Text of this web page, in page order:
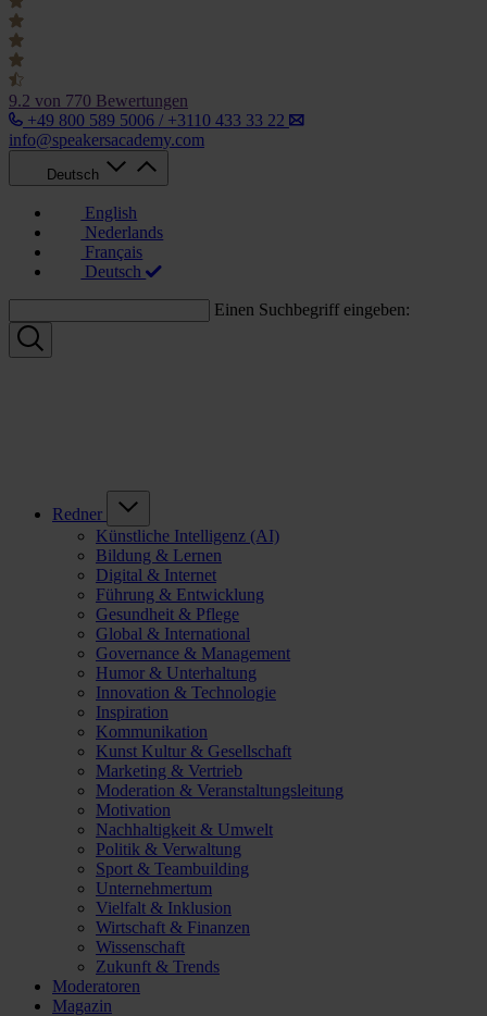
9.2 von 770 Bewertungen
+49 800 589 5006 / +3110 433 33 22
info@speakersacademy.com
Deutsch
English
Nederlands
Français
Deutsch
Einen Suchbegriff eingeben:
Redner
Künstliche Intelligenz (AI)
Bildung & Lernen
Digital & Internet
Führung & Entwicklung
Gesundheit & Pflege
Global & International
Governance & Management
Humor & Unterhaltung
Innovation & Technologie
Inspiration
Kommunikation
Kunst Kultur & Gesellschaft
Marketing & Vertrieb
Moderation & Veranstaltungsleitung
Motivation
Nachhaltigkeit & Umwelt
Politik & Verwaltung
Sport & Teambuilding
Unternehmertum
Vielfalt & Inklusion
Wirtschaft & Finanzen
Wissenschaft
Zukunft & Trends
Moderatoren
Magazin